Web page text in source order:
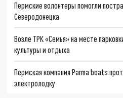
Пермские волонтеры помогли
Северодонецка
Возле ТРК «Семья» на месте
культуры и отдыха
Пермская компания Parma boats
электролодку